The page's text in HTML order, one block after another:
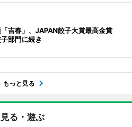
吉春」、JAPAN餃子大賞最高金賞
部門に続き
もっと見る
見る・遊ぶ